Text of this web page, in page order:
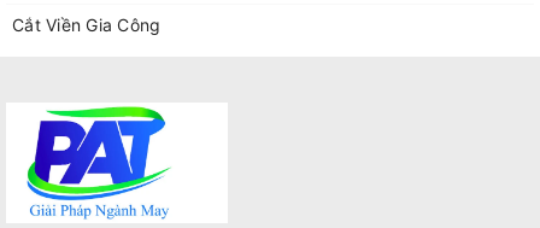
Cắt Viền Gia Công